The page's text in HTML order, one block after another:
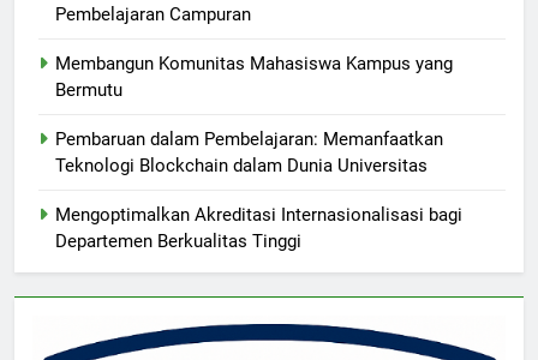
Pembelajaran Campuran
Membangun Komunitas Mahasiswa Kampus yang
Bermutu
Pembaruan dalam Pembelajaran: Memanfaatkan
Teknologi Blockchain dalam Dunia Universitas
Mengoptimalkan Akreditasi Internasionalisasi bagi
Departemen Berkualitas Tinggi